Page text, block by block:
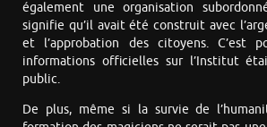
également une organisation
signifie qu’il avait été construit avec
et l’approbation des citoyens. C’est
informations officielles sur l’Institut
public.
De plus, même si la survie de